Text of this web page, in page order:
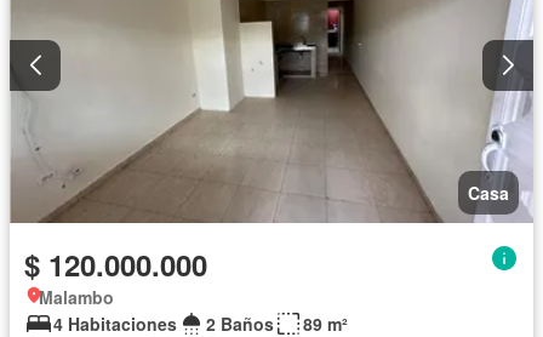
Casa
$ 120.000.000
Malambo
4 Habitaciones
2 Baños
89 m²